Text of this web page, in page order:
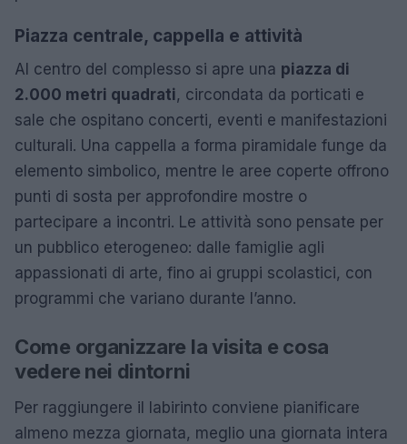
Piazza centrale, cappella e attività
Al centro del complesso si apre una piazza di
2.000 metri quadrati, circondata da porticati e
sale che ospitano concerti, eventi e manifestazioni
culturali. Una cappella a forma piramidale funge da
elemento simbolico, mentre le aree coperte offrono
punti di sosta per approfondire mostre o
partecipare a incontri. Le attività sono pensate per
un pubblico eterogeneo: dalle famiglie agli
appassionati di arte, fino ai gruppi scolastici, con
programmi che variano durante l’anno.
Come organizzare la visita e cosa
vedere nei dintorni
Per raggiungere il labirinto conviene pianificare
almeno mezza giornata, meglio una giornata intera